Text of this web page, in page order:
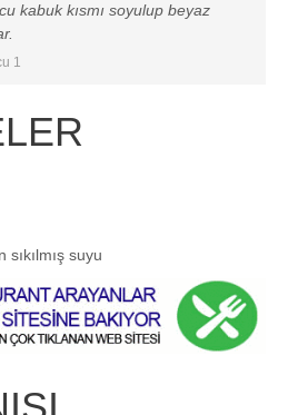
kabuk kısmı soyulup beyaz
1
suyu